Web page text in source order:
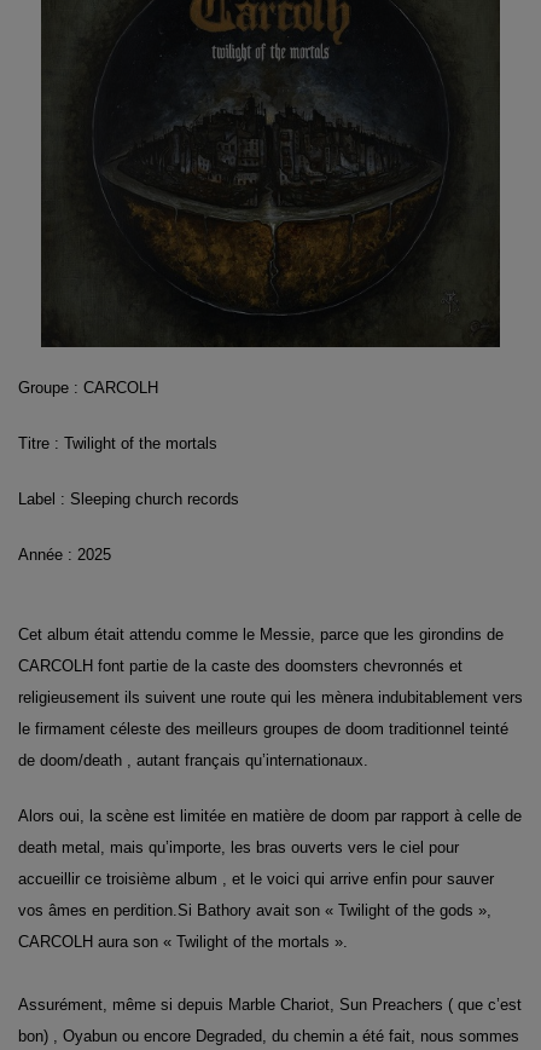
Groupe : CARCOLH
Titre : Twilight of the mortals
Label : Sleeping church records
Année : 2025
Cet album était attendu comme le Messie, parce que les girondins de
CARCOLH font partie de la caste des doomsters chevronnés et
religieusement ils suivent une route qui les mènera indubitablement vers
le firmament céleste des meilleurs groupes de doom traditionnel teinté
de doom/death , autant français qu’internationaux.
Alors oui, la scène est limitée en matière de doom par rapport à celle de
death metal, mais qu’importe, les bras ouverts vers le ciel pour
accueillir ce troisième album , et le voici qui arrive enfin pour sauver
vos âmes en perdition.Si Bathory avait son « Twilight of the gods »,
CARCOLH aura son « Twilight of the mortals ».
Assurément, même si depuis Marble Chariot, Sun Preachers ( que c’est
bon) , Oyabun ou encore Degraded, du chemin a été fait, nous sommes